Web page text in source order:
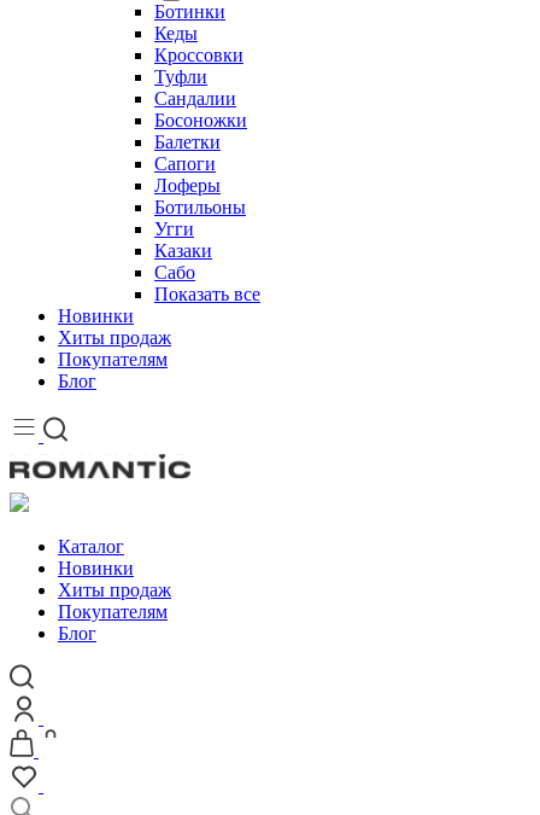
Ботинки
Кеды
Кроссовки
Туфли
Сандалии
Босоножки
Балетки
Сапоги
Лоферы
Ботильоны
Угги
Казаки
Сабо
Показать все
Новинки
Хиты продаж
Покупателям
Блог
Каталог
Новинки
Хиты продаж
Покупателям
Блог